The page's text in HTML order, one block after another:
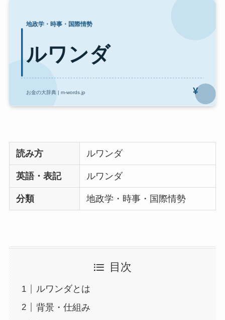
読み方 ルワンダ
英語・表記 ルワンダ
分類 地政学・時事・国際情勢
目次
ルワンダとは
背景・仕組み